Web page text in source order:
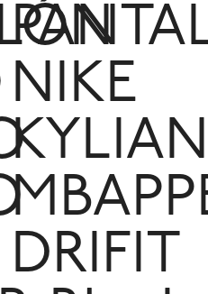
NIKE
KYLIAN
DRIFIT